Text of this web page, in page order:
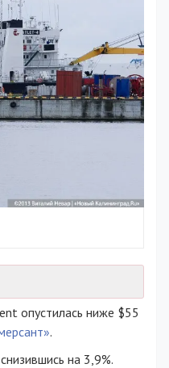
опустилась ниже $55
.
на 3,9%.